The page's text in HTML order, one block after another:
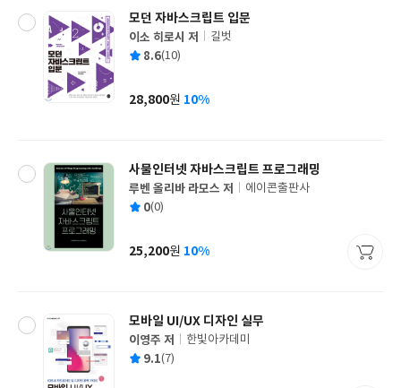
모던 자바스크립트 입문
글
쓴
이소 히로시 저
출
사
길벗
평 8.6(10)
가
28,800원 10%
사물인터넷 자바스크립트 프로그래밍
글
쓴
루벤 올리바 라모스 저
출
사
에이콘출판사
평 0(0)
가
25,200원 10%
모바일 UI/UX 디자인 실무
글
쓴
이영주 저
출
한빛아카데미
평 9.1(7)